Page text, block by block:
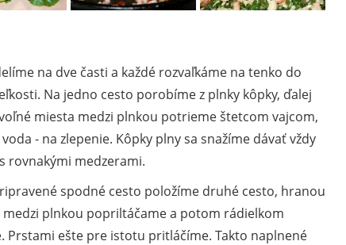
na dve časti a každé rozvaľkáme na tenko do
Na jedno cesto porobíme z plnky kôpky, ďalej
miesta medzi plnkou potrieme štetcom vajcom,
- na zlepenie. Kôpky plny sa snažíme dávať vždy
rovnakými medzerami.
spodné cesto položíme druhé cesto, hranou
medzi plnkou popriltáčame a potom rádielkom
Prstami ešte pre istotu pritláčíme. Takto naplnené